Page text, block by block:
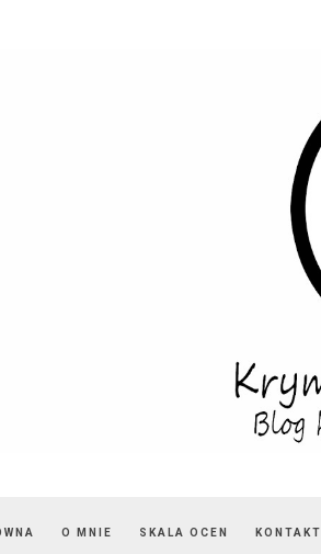
O MNIE SKALA OCEN KONTAKT